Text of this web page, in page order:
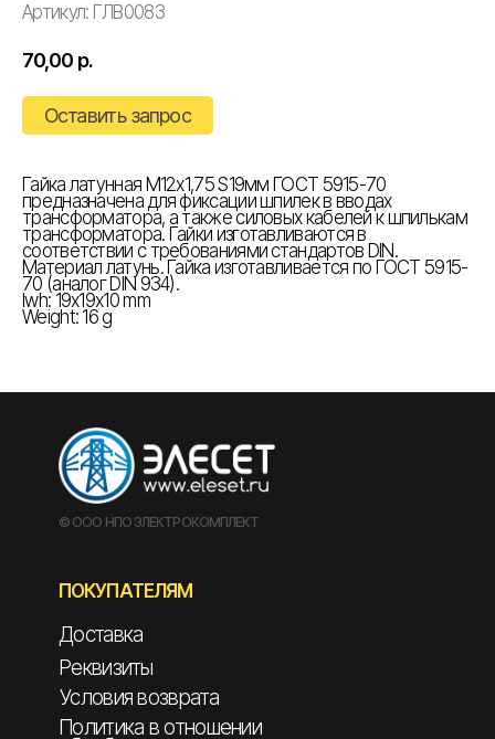
Артикул: ГЛВ0083
70,00 р.
Оставить запрос
Гайка латунная М12х1,75 S19мм ГОСТ 5915-70
предназначена для фиксации шпилек в вводах
трансформатора, а также силовых кабелей к шпилькам
трансформатора. Гайки изготавливаются в
соответствии с требованиями стандартов DIN.
Материал латунь. Гайка изготавливается по ГОСТ 5915-
70 (аналог DIN 934).
lwh: 19x19x10 mm
Weight: 16 g
© ООО НПО ЭЛЕКТРОКОМПЛЕКТ
ПОКУПАТЕЛЯМ
Доставка
Реквизиты
Условия возврата
Политика в отношении